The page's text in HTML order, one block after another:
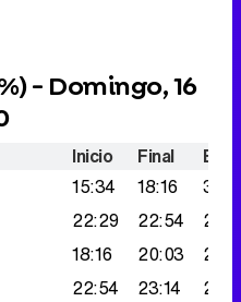
) - Domingo, 16
Inicio Final
15:34 18:16
22:29 22:54
18:16 20:03
22:54 23:14